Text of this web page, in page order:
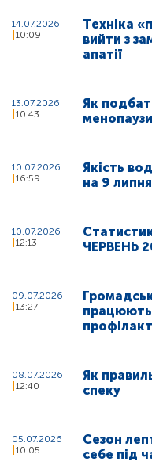
14.07.2026
10:09
Техніка
вийти з
апатії
13.07.2026
10:43
Як
менопаузи
10.07.2026
16:59
Якість
на 9
10.07.2026
12:13
ЧЕРВЕНЬ
09.07.2026
13:27
08.07.2026
12:40
Як
спеку
05.07.2026
10:05
Сезон
себе під